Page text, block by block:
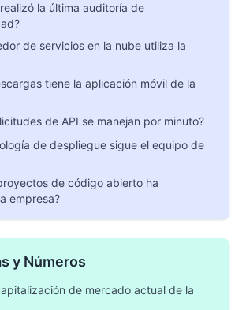
la última auditoría de
de servicios en la nube utiliza la
tiene la aplicación móvil de la
de API se manejan por minuto?
de despliegue sigue el equipo de
de código abierto ha
empresa?
y Números
de mercado actual de la